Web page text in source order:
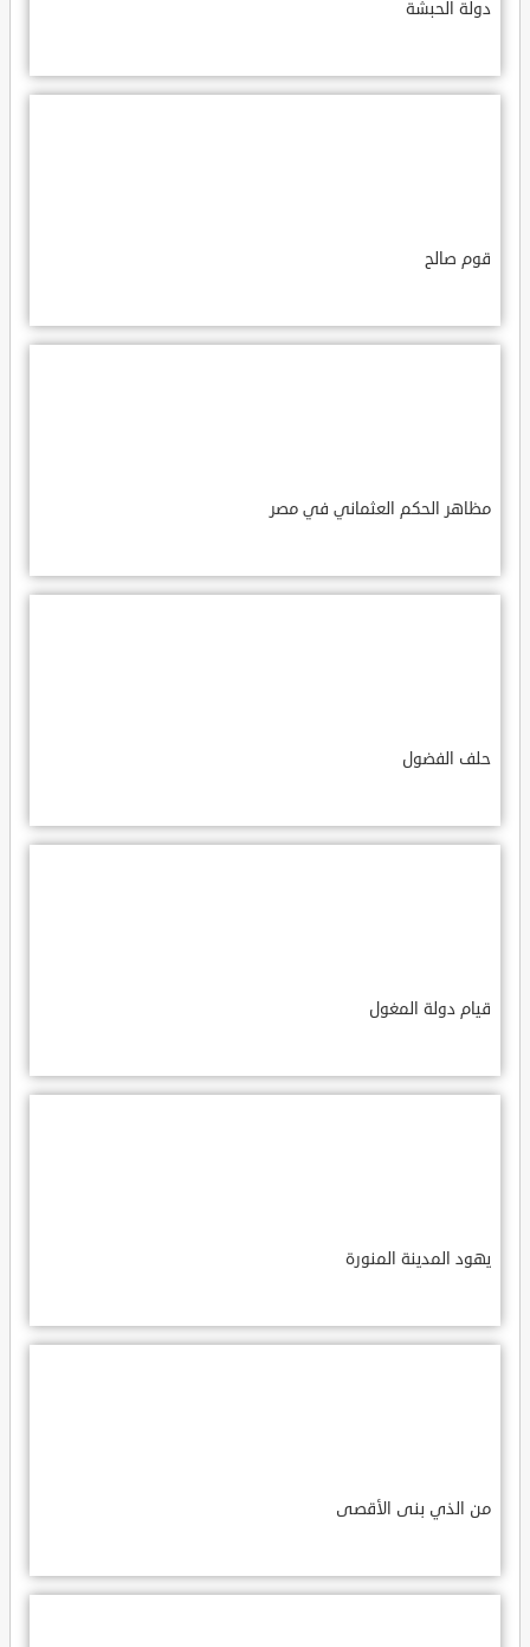
دولة الحبشة
قوم صالح
مظاهر الحكم العثماني في مصر
حلف الفضول
قيام دولة المغول
يهود المدينة المنورة
من الذي بنى الأقصى